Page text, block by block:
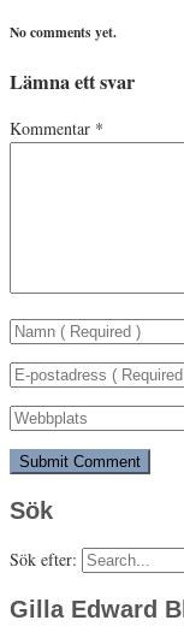
No comments yet.
Lämna ett svar
Kommentar *
Sök
Sök efter:
Gilla Edward